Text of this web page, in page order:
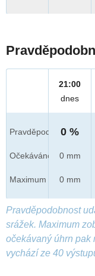
Pravděpod.
Očekáváno
Maximum
21:00
dnes
0 %
0 mm
0 mm
Pravděpodobnost
srážek. Maximum
očekávaný úhrn pak
vychází ze 40